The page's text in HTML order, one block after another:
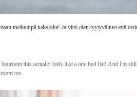
melkeinpä kaksiolta! Ja vitsi olen tyytyväinen että
this actually feels like a one bed flat! And I'm
too.